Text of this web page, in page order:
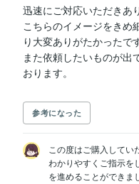
迅速にご対応いただきあ
こちらのイメージをきめ
り大変ありがたかったで
また依頼したいものが出
参考になった
この度はご購入してい
わかりやすくご指示を
を進めることができま